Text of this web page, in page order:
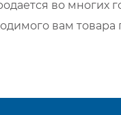
во многих
вам